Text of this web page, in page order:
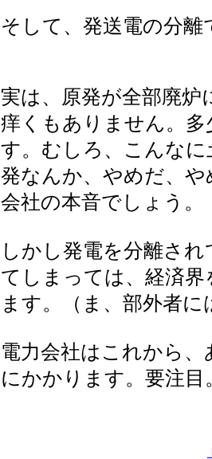
そして、発送電の分
実は、原発が全部廃
痒くもありません。
す。むしろ、こんな
発なんか、やめだ、
会社の本音でしょう。
しかし発電を分離さ
てしまっては、経済
ます。（ま、部外者
電力会社はこれから
にかかります。要注目